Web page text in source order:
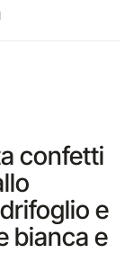
confetti
e
bianca e